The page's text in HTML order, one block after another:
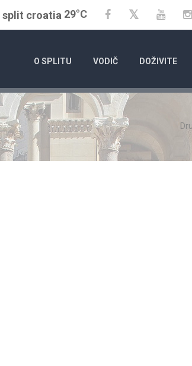
29°C FacebookTwitter
O SPLITU VODIČ DOŽIVITE